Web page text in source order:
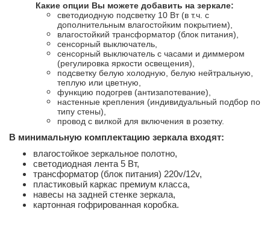
Какие опции Вы можете добавить на зеркале:
светодиодную подсветку 10 Вт (в т.ч. с
дополнительным влагостойким покрытием),
влагостойкий трансформатор (блок питания),
сенсорный выключатель,
сенсорный выключатель с часами и диммером
(регулировка яркости освещения),
подсветку белую холодную, белую нейтральную,
теплую или цветную,
функцию подогрев (антизапотевание),
настенные крепления (индивидуальный подбор по
типу стены),
провод с вилкой для включения в розетку.
В минимальную комплектацию зеркала входят:
влагостойкое зеркальное полотно,
светодиодная лента 5 Вт,
трансформатор (блок питания) 220v/12v,
пластиковый каркас премиум класса,
навесы на задней стенке зеркала,
картонная гофрированная коробка.